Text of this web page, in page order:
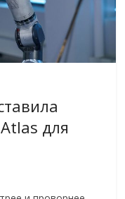
для